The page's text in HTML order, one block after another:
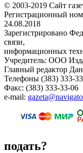
© 2003-2019 Сайт
Регистрационный
24.08.2018
Зарегистрировано
связи,
информационных
Учредитель: ООО
Главный редактор
Телефоны (383) 333-
Факс: (383) 333-33-06
e-mail:
подать?